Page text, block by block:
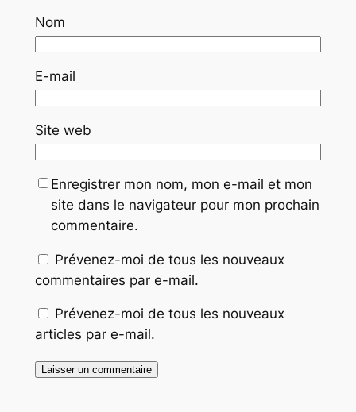
Nom
E-mail
Site web
Enregistrer mon nom, mon e-mail et mon
site dans le navigateur pour mon prochain
commentaire.
Prévenez-moi de tous les nouveaux
commentaires par e-mail.
Prévenez-moi de tous les nouveaux
articles par e-mail.